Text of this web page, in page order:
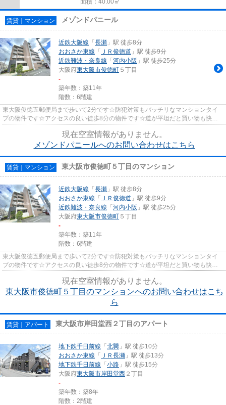
賃貸｜マンション メゾンドパニール
近鉄大阪線 「長瀬 」駅 徒歩8分
おおさか東線 「 ＪＲ俊徳道 」駅 徒歩9分
近鉄難波・奈良線 「河内小阪 」駅 徒歩25分
大阪府東大阪市俊徳町 ５丁目
-
築年数：築11年
階数：6階建
東大阪俊徳五郵便局まで歩いて2分です☆防犯対策もバッチリなマンションタイ
プの物件です☆アクセスの良い徒歩8分の物件です☆道が平坦だと買い物も快適
にできますね☆できるだけ早めに不...
現在空室情報がありません。
メゾンドパニールへのお問い合わせはこちら
賃貸｜マンション 東大阪市俊徳町５丁目のマンション
近鉄大阪線 「長瀬 」駅 徒歩8分
おおさか東線 「 ＪＲ俊徳道 」駅 徒歩9分
近鉄難波・奈良線 「河内小阪 」駅 徒歩25分
大阪府東大阪市俊徳町 ５丁目
-
築年数：築11年
階数：6階建
東大阪俊徳五郵便局まで歩いて2分です☆防犯対策もバッチリなマンションタイ
プの物件です☆アクセスの良い徒歩8分の物件です☆道が平坦だと買い物も快適
にできますね☆できるだけ早めに不...
現在空室情報がありません。
東大阪市俊徳町５丁目のマンションへのお問い合わせはこち
ら
賃貸｜アパート 東大阪市岸田堂西２丁目のアパート
地下鉄千日前線 「北巽 」駅 徒歩10分
おおさか東線 「 ＪＲ長瀬 」駅 徒歩13分
地下鉄千日前線 「小路 」駅 徒歩15分
大阪府東大阪市岸田堂西 ２丁目
-
築年数：築8年
階数：2階建